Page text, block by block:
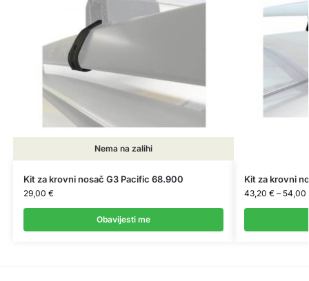
Nema na zalihi
Kit za krovni nosač G3 Pacific 68.900
29,00 €
Obavijesti me
Kit za krovni
43,20 € – 54,00